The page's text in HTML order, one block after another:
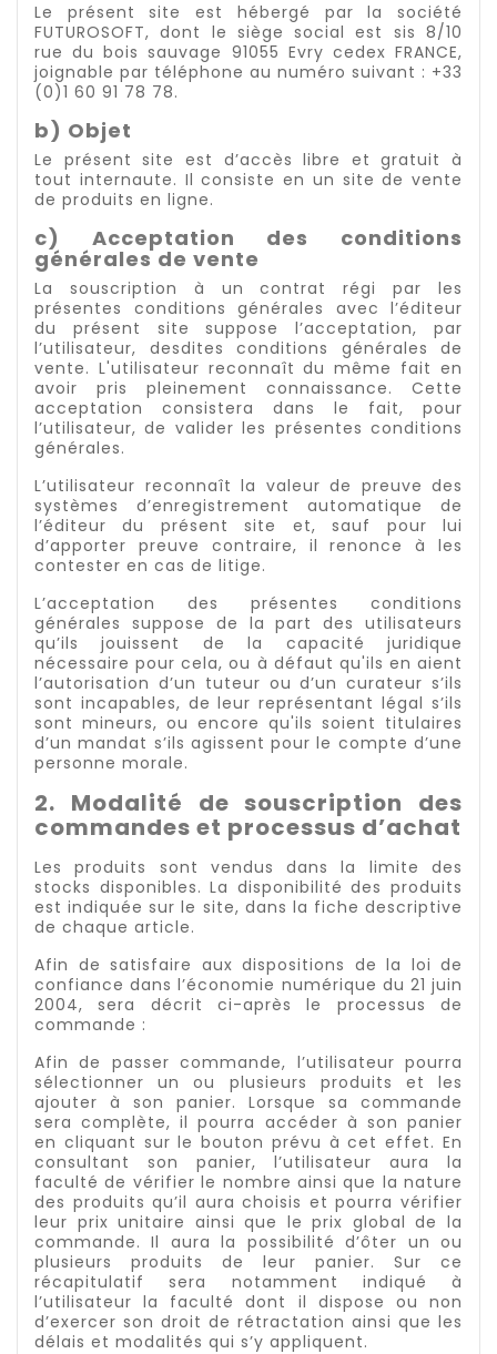
Le présent site est hébergé par la société
FUTUROSOFT, dont le siège social est sis 8/10
rue du bois sauvage 91055 Evry cedex FRANCE,
joignable par téléphone au numéro suivant : +33
(0)1 60 91 78 78.
b) Objet
Le présent site est d’accès libre et gratuit à
tout internaute. Il consiste en un site de vente
de produits en ligne.
c) Acceptation des conditions
générales de vente
La souscription à un contrat régi par les
présentes conditions générales avec l’éditeur
du présent site suppose l’acceptation, par
l’utilisateur, desdites conditions générales de
vente. L'utilisateur reconnaît du même fait en
avoir pris pleinement connaissance. Cette
acceptation consistera dans le fait, pour
l’utilisateur, de valider les présentes conditions
générales.
L’utilisateur reconnaît la valeur de preuve des
systèmes d’enregistrement automatique de
l’éditeur du présent site et, sauf pour lui
d’apporter preuve contraire, il renonce à les
contester en cas de litige.
L’acceptation des présentes conditions
générales suppose de la part des utilisateurs
qu’ils jouissent de la capacité juridique
nécessaire pour cela, ou à défaut qu'ils en aient
l’autorisation d’un tuteur ou d’un curateur s’ils
sont incapables, de leur représentant légal s’ils
sont mineurs, ou encore qu'ils soient titulaires
d’un mandat s’ils agissent pour le compte d’une
personne morale.
2. Modalité de souscription des
commandes et processus d’achat
Les produits sont vendus dans la limite des
stocks disponibles. La disponibilité des produits
est indiquée sur le site, dans la fiche descriptive
de chaque article.
Afin de satisfaire aux dispositions de la loi de
confiance dans l’économie numérique du 21 juin
2004, sera décrit ci-après le processus de
commande :
Afin de passer commande, l’utilisateur pourra
sélectionner un ou plusieurs produits et les
ajouter à son panier. Lorsque sa commande
sera complète, il pourra accéder à son panier
en cliquant sur le bouton prévu à cet effet. En
consultant son panier, l’utilisateur aura la
faculté de vérifier le nombre ainsi que la nature
des produits qu’il aura choisis et pourra vérifier
leur prix unitaire ainsi que le prix global de la
commande. Il aura la possibilité d’ôter un ou
plusieurs produits de leur panier. Sur ce
récapitulatif sera notamment indiqué à
l’utilisateur la faculté dont il dispose ou non
d’exercer son droit de rétractation ainsi que les
délais et modalités qui s’y appliquent.